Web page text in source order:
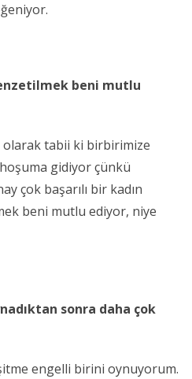
beni mutlu
olarak tabii ki birbirimize
gidiyor çünkü
çok başarılı bir kadın
beni mutlu ediyor, niye
sonra daha çok
engelli birini oynuyorum.